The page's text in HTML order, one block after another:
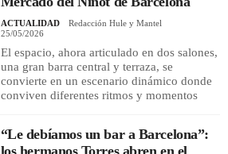
ACTUALIDAD
Redacción Hule y Mantel
25/05/2026
El espacio, ahora articulado en dos salones,
una gran barra central y terraza, se
convierte en un escenario dinámico donde
conviven diferentes ritmos y momentos
“Le debíamos un bar a Barcelona”:
los hermanos Torres abren en el